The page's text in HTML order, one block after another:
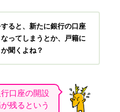
ると、新たに銀行の口座
ってしまうとか、戸籍に
聞くよね？
口座の開設
残るという